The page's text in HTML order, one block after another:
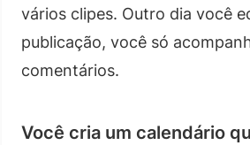
vários clipes. Outro dia você
publicação, você só
comentários.
Você cria um calendário